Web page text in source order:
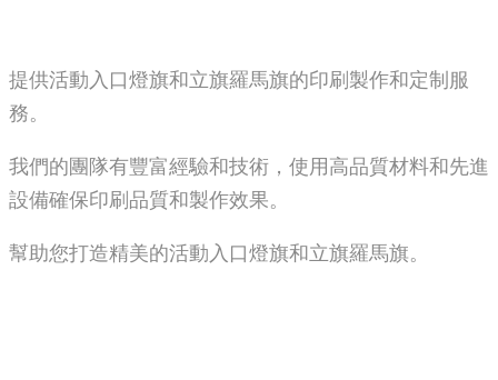
提供活動入口燈旗和立旗羅馬旗的印刷製作和定制服
務。
我們的團隊有豐富經驗和技術，使用高品質材料和先進
設備確保印刷品質和製作效果。
幫助您打造精美的活動入口燈旗和立旗羅馬旗。